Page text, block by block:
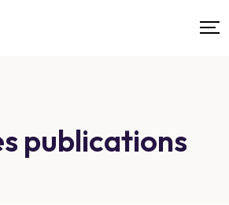
publications